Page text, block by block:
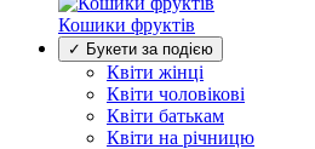
Кошики фруктів
✓ Букети за подією
Квіти жінці
Квіти чоловікові
Квіти батькам
Квіти на річницю